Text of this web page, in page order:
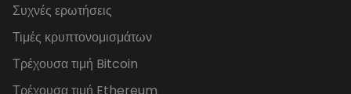
Συχνές ερωτήσεις
Τιμές κρυπτονομισμάτων
Τρέχουσα τιμή Bitcoin
Τρέχουσα τιμή Ethereum